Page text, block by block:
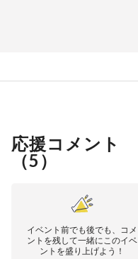
応援コメント
（5 ）
イベント前でも後でも、コメ
ントを残して一緒にこのイベ
ントを盛り上げよう！